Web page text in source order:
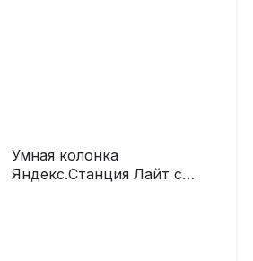
Умная колонка
Яндекс.Станция Лайт с